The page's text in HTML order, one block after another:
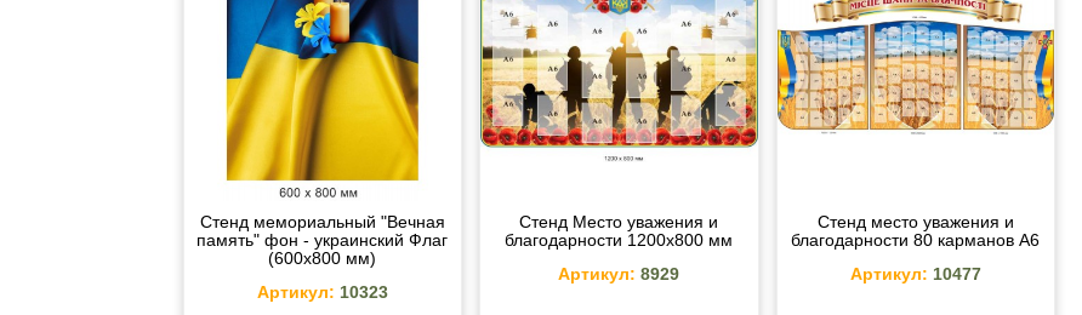
Стенд мемориальный "Вечная
память" фон - украинский Флаг
(600х800 мм)
Артикул: 10323
Стенд Место уважения и
благодарности 1200х800 мм
Артикул: 8929
Стенд место уважения и
благодарности 80 карманов А6
Артикул: 10477